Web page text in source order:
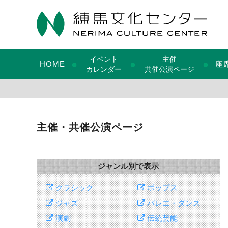
HOME ●
イベント
カレンダー
●
主催
共催公演ページ
● 座
主催・共催公演ページ
ジャンル別で表示
クラシック
ポップス
ジャズ
バレエ・ダンス
演劇
伝統芸能